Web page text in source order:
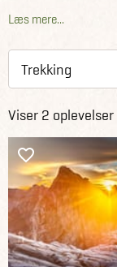
Malaysia. I de
lokale guider
sværhedsgraden
Læs mere...
Viser 2 oplevelser